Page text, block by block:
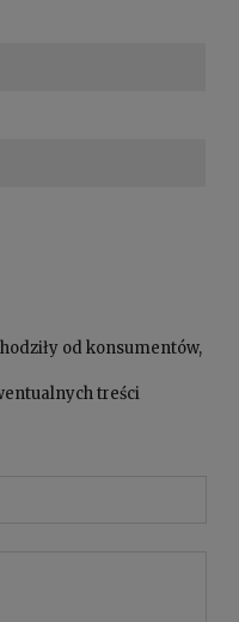
od konsumentów,
treści